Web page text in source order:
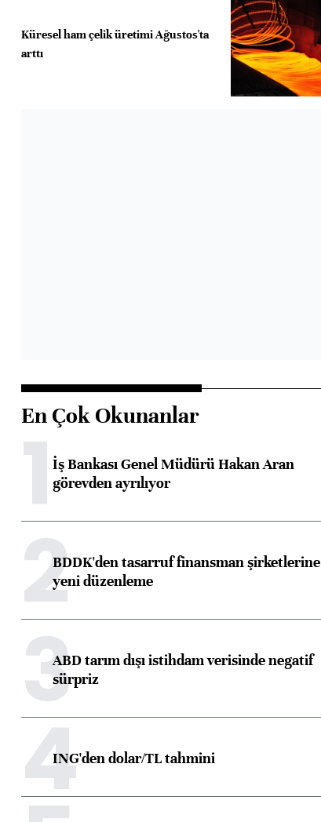
Küresel ham çelik üretimi Ağustos'ta
arttı
En Çok Okunanlar
1İş Bankası Genel Müdürü Hakan Aran
görevden ayrılıyor
2BDDK'den tasarruf finansman şirketlerine
yeni düzenleme
3ABD tarım dışı istihdam verisinde negatif
sürpriz
4ING'den dolar/TL tahmini